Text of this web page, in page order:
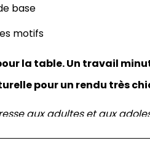
base
motifs
la table. Un travail
pour un rendu très
aux adultes et aux